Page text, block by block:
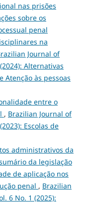
nas prisões
sobre os
penal
na
Journal of
Alternativas
Atenção às pessoas
entre o
, Brazilian Journal of
Escolas de
administrativos da
da legislação
de aplicação nos
penal , Brazilian
6 No. 1 (2025):